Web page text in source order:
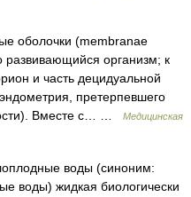
оболочки (membranae
развивающийся организм; к
и часть децидуальной
претерпевшего
Вместе с… …
Медицинская
воды (синоним:
воды) жидкая биологически